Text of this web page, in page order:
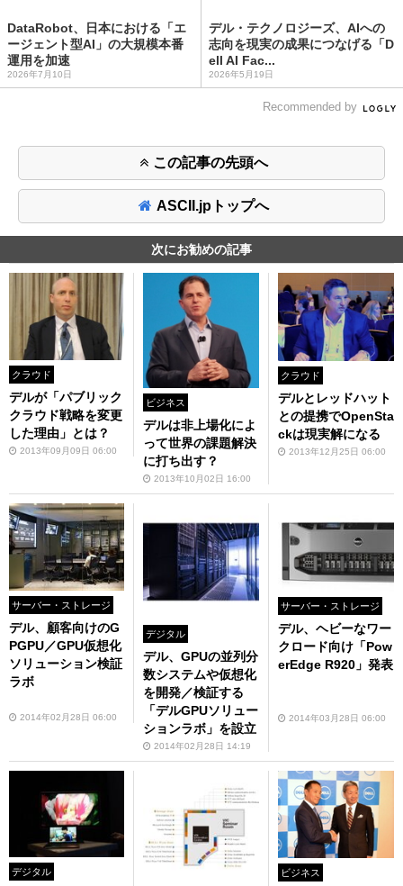
DataRobot、日本における「エ
ージェント型AI」の大規模本番
運用を加速
2026年7月10日
デル・テクノロジーズ、AIへの
志向を現実の成果につなげる「D
ell AI Fac...
2026年5月19日
Recommended by
この記事の先頭へ
ASCII.jpトップへ
次にお勧めの記事
クラウド
デルが「パブリック
クラウド戦略を変更
した理由」とは？
2013年09月09日 06:00
ビジネス
デルは非上場化によ
って世界の課題解決
に打ち出す？
2013年10月02日 16:00
クラウド
デルとレッドハット
との提携でOpenSta
ckは現実解になる
2013年12月25日 06:00
サーバー・ストレージ
デル、顧客向けのG
PGPU／GPU仮想化
ソリューション検証
ラボ
2014年02月28日 06:00
デジタル
デル、GPUの並列分
数システムや仮想化
を開発／検証する
「デルGPUソリュー
ションラボ」を設立
2014年02月28日 14:19
サーバー・ストレージ
デル、ヘビーなワー
クロード向け「Pow
erEdge R920」発表
2014年03月28日 06:00
デジタル ビジネス